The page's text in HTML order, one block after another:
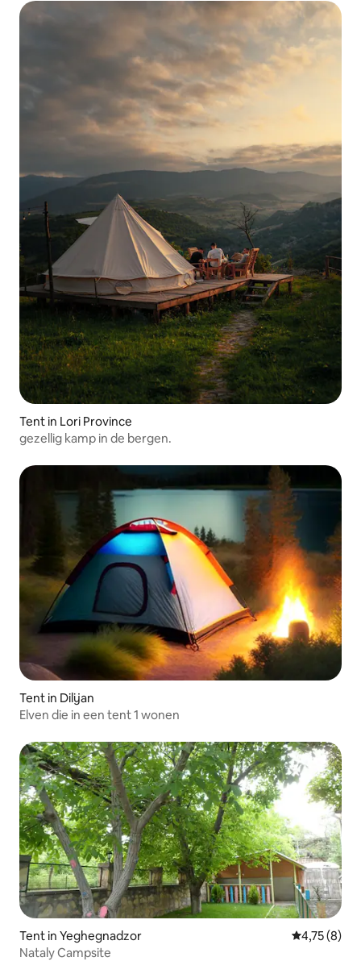
Tent in Lori Province
gezellig kamp in de bergen.
Tent in Dilijan
Elven die in een tent 1 wonen
Tent in Yeghegnadzor
4,75 (8)
Nataly Campsite